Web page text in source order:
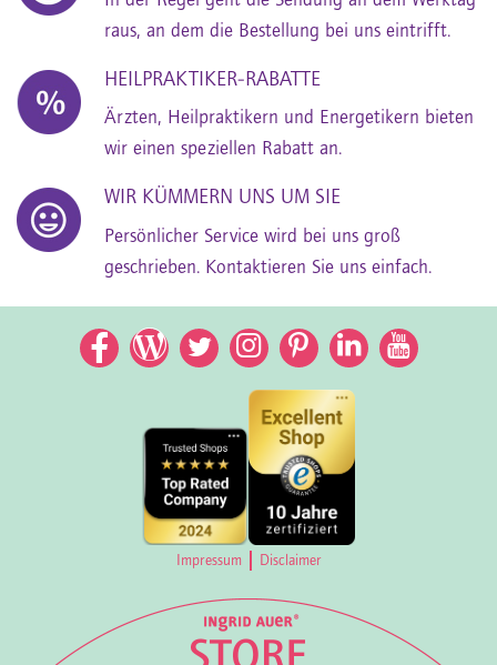
raus, an dem die Bestellung bei uns eintrifft.
HEILPRAKTIKER-RABATTE
Ärzten, Heilpraktikern und Energetikern bieten
wir einen speziellen Rabatt an.
WIR KÜMMERN UNS UM SIE
Persönlicher Service wird bei uns groß
geschrieben. Kontaktieren Sie uns einfach.
Facebook
Facebook
TwitterInstagram
Pinterest
LinkedIn
Impressum Disclaimer